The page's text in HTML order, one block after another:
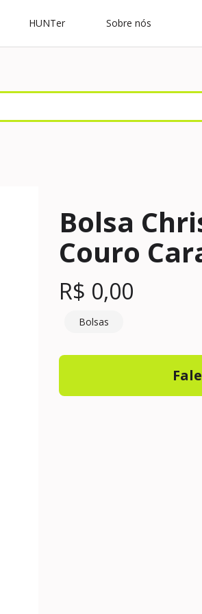
HUNTer Sobre nós
Bolsa
Couro
R$ 0,00
Bolsas